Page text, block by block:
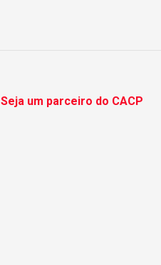
Seja um parceiro do CACP